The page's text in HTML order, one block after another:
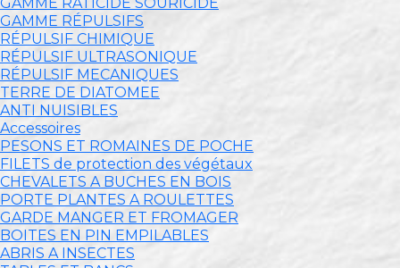
GAMME RÉPULSIFS
RÉPULSIF CHIMIQUE
RÉPULSIF ULTRASONIQUE
RÉPULSIF MECANIQUES
TERRE DE DIATOMEE
ANTI NUISIBLES
Accessoires
PESONS ET ROMAINES DE POCHE
FILETS de protection des végétaux
CHEVALETS A BUCHES EN BOIS
PORTE PLANTES A ROULETTES
GARDE MANGER ET FROMAGER
BOITES EN PIN EMPILABLES
ABRIS A INSECTES